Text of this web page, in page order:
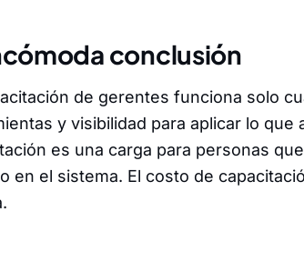
conclusión
de gerentes funciona solo
y visibilidad para aplicar lo que
es una carga para personas
en el sistema. El costo de